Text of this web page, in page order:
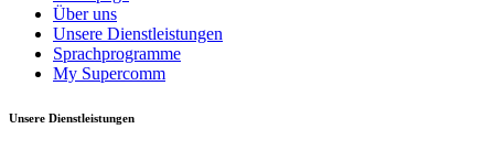
Über uns
Unsere Dienstleistungen
Sprachprogramme
My Supercomm
Unsere Dienstleistungen